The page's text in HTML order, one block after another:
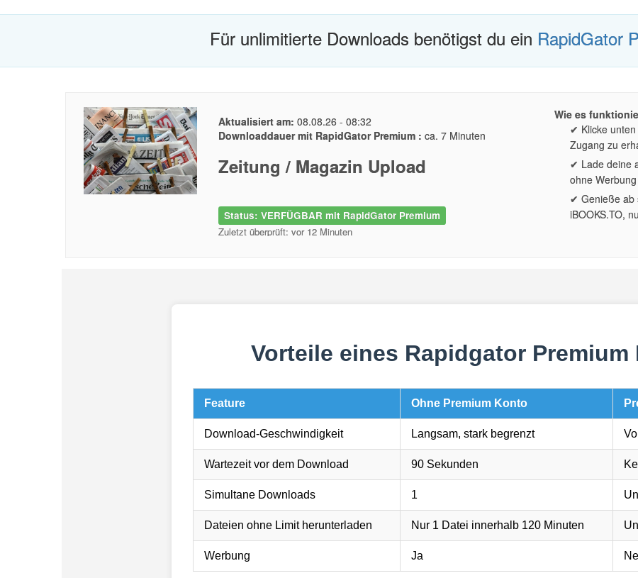
Für unlimitierte Downloads benötigst du ein RapidGator
Aktualisiert am: 08.08.26 - 08:32
Downloaddauer mit RapidGator Premium : ca. 7 Minuten
Zeitung / Magazin Upload
Status: VERFÜGBAR mit RapidGator Premium
Zuletzt überprüft: vor 12 Minuten
Wie es
✔ Klicke
Zugang zu
✔ Lade deine
ohne Werbung
✔ Genieße ab
iBOOKS.TO,